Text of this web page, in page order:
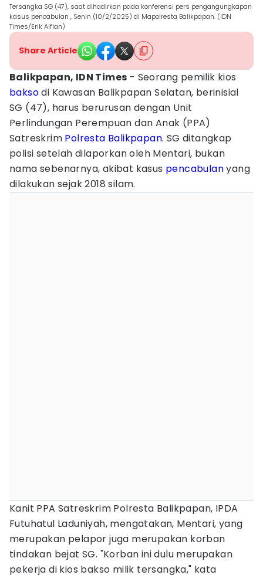
Tersangka SG (47), saat dihadirkan pada konferensi pers pengangungkapan
kasus pencabulan , Senin (10/2/2025) di Mapolresta Balikpapan. (IDN
Times/Erik Alfian)
Share Article
Balikpapan, IDN Times - Seorang pemilik kios
baksodi Kawasan Balikpapan Selatan, berinisial
SG (47), harus berurusan dengan Unit
Perlindungan Perempuan dan Anak (PPA)
Satreskrim Polresta Balikpapan. SG ditangkap
polisi setelah dilaporkan oleh Mentari, bukan
nama sebenarnya, akibat kasus pencabulanyang
dilakukan sejak 2018 silam.
Kanit PPA Satreskrim Polresta Balikpapan, IPDA
Futuhatul Laduniyah, mengatakan, Mentari, yang
merupakan pelapor juga merupakan korban
tindakan bejat SG. "Korban ini dulu merupakan
pekerja di kios bakso milik tersangka," kata